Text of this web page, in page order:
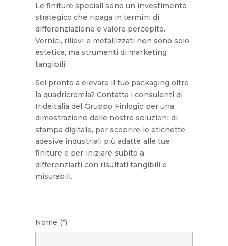
Le finiture speciali sono un investimento
strategico che ripaga in termini di
differenziazione e valore percepito.
Vernici, rilievi e metallizzati non sono solo
estetica, ma strumenti di marketing
tangibili.
Sei pronto a elevare il tuo packaging oltre
la quadricromia? Contatta i consulenti di
Irideitalia del Gruppo Finlogic per una
dimostrazione delle nostre soluzioni di
stampa digitale, per scoprire le etichette
adesive industriali più adatte alle tue
finiture e per iniziare subito a
differenziarti con risultati tangibili e
misurabili.
Nome (*)